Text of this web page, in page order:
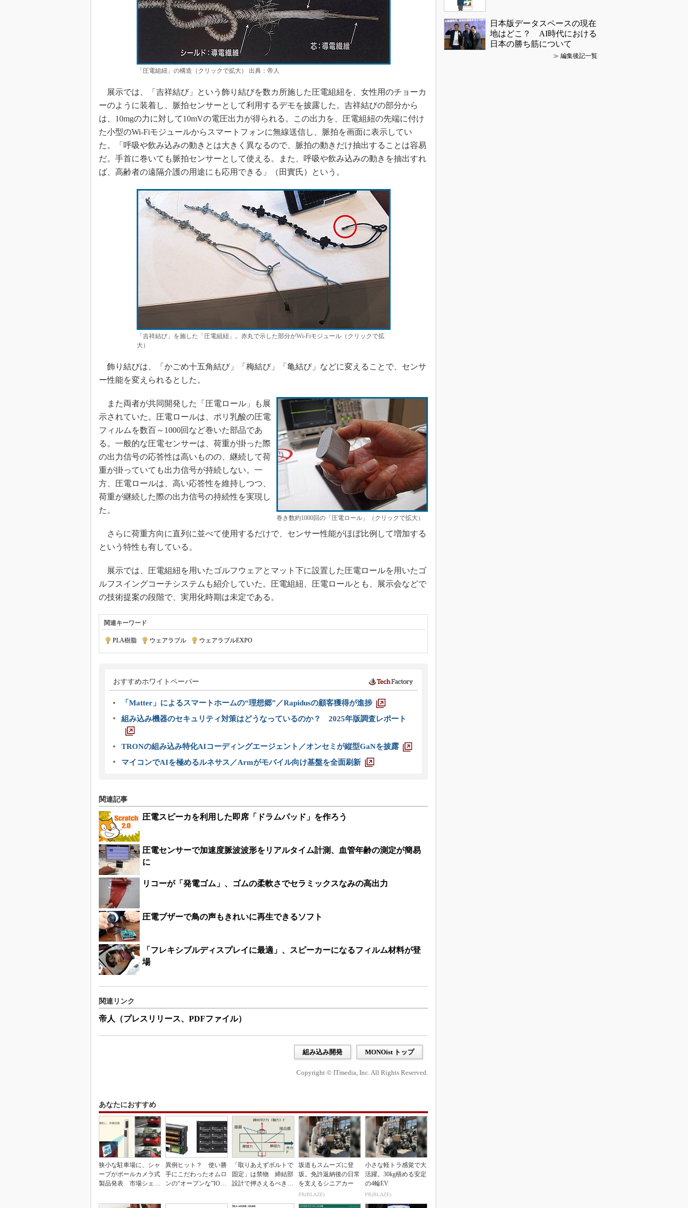
「圧電組紐」の構造（クリックで拡大） 出典：帝人
展示では、「吉祥結び」という飾り結びを数カ所施した圧電組紐を、女性用のチョーカ
ーのように装着し、脈拍センサーとして利用するデモを披露した。吉祥結びの部分から
は、10mgの力に対して10mVの電圧出力が得られる。この出力を、圧電組紐の先端に付け
た小型のWi-Fiモジュールからスマートフォンに無線送信し、脈拍を画面に表示してい
た。「呼吸や飲み込みの動きとは大きく異なるので、脈拍の動きだけ抽出することは容易
だ。手首に巻いても脈拍センサーとして使える。また、呼吸や飲み込みの動きを抽出すれ
ば、高齢者の遠隔介護の用途にも応用できる」（田實氏）という。
「吉祥結び」を施した「圧電組紐」。赤丸で示した部分がWi-Fiモジュール（クリックで拡
大）
飾り結びは、「かごめ十五角結び」「梅結び」「亀結び」などに変えることで、センサ
ー性能を変えられるとした。
巻き数約1000回の「圧電ロール」（クリックで拡大）
また両者が共同開発した「圧電ロール」も展
示されていた。圧電ロールは、ポリ乳酸の圧電
フィルムを数百～1000回など巻いた部品であ
る。一般的な圧電センサーは、荷重が掛った際
の出力信号の応答性は高いものの、継続して荷
重が掛っていても出力信号が持続しない。一
方、圧電ロールは、高い応答性を維持しつつ、
荷重が継続した際の出力信号の持続性を実現し
た。
さらに荷重方向に直列に並べて使用するだけで、センサー性能がほぼ比例して増加する
という特性も有している。
展示では、圧電組紐を用いたゴルフウェアとマット下に設置した圧電ロールを用いたゴ
ルフスイングコーチシステムも紹介していた。圧電組紐、圧電ロールとも、展示会などで
の技術提案の段階で、実用化時期は未定である。
関連キーワード
PLA樹脂 ウェアラブル ウェアラブルEXPO
おすすめホワイトペーパー
「Matter」によるスマートホームの“理想郷”／Rapidusの顧客獲得が進捗
組み込み機器のセキュリティ対策はどうなっているのか？ 2025年版調査レポート
TRONの組み込み特化AIコーディングエージェント／オンセミが縦型GaNを披露
マイコンでAIを極めるルネサス／Armがモバイル向け基盤を全面刷新
関連記事
圧電スピーカを利用した即席「ドラムパッド」を作ろう
圧電センサーで加速度脈波波形をリアルタイム計測、血管年齢の測定が簡易
に
リコーが「発電ゴム」、ゴムの柔軟さでセラミックスなみの高出力
圧電ブザーで鳥の声もきれいに再生できるソフト
「フレキシブルディスプレイに最適」、スピーカーになるフィルム材料が登
場
関連リンク
帝人（プレスリリース、PDFファイル）
組み込み開発 MONOist トップ
Copyright © ITmedia, Inc. All Rights Reserved.
あなたにおすすめ
狭小な駐車場に、シャ
ープがポールカメラ式
製品発表 市場シェア
異例ヒット？ 使い勝
手にこだわったオムロ
ンの“オープンな”IO-L
「取りあえずボルトで
固定」は禁物 締結部
設計で押さえるべき基
坂道もスムーズに登
坂。免許返納後の日常
を支えるシニアカー
PR(BLAZE)
小さな軽トラ感覚で大
活躍。30kg積める安定
の4輪EV
PR(BLAZE)
日本版データスペースの現在
地はどこ？ AI時代における
日本の勝ち筋について
≫ 編集後記一覧